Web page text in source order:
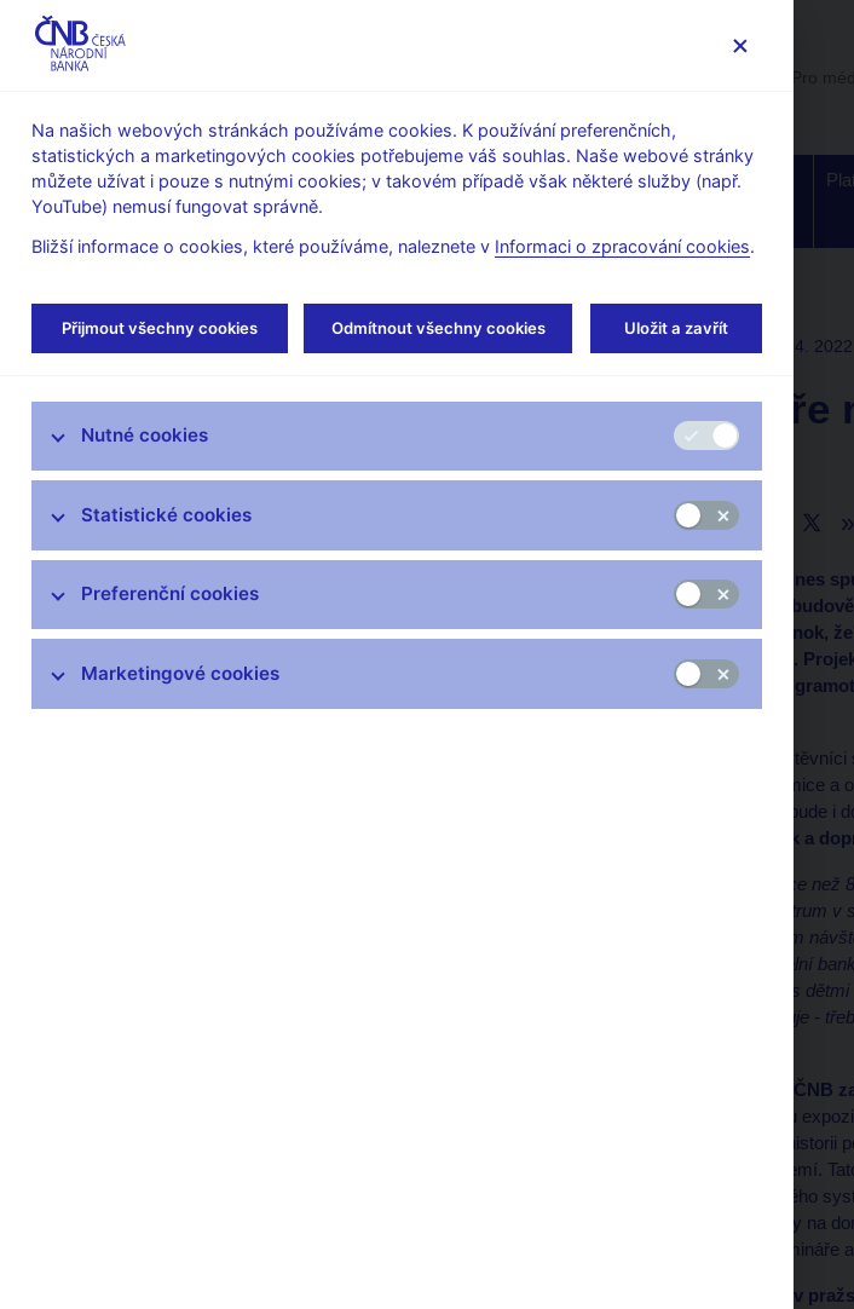
O ČNB
Měnová
politika
Finanční
Dohled a
Bankovky a
Úvod Stalo se Tiskové zprávy
20. 4. 2022
ČNB otevře
veřejnost
Sdílejte
Česká národní banka dnes
centra, které vzniklo v
guvernér ČNB Jiří Rusnok,
sobotu 21. května 2022.
finanční a ekonomické
široké veřejnosti.
V novém centru se
banky a její roli v ekonomice
Návštěvnického centra bude i
centra včetně prohlídek a
"Bankovní halu, v níž více
moderní vzdělávací centrum
ní. Návštěvnické centrum
ekonomikou a roli centrální
školáci, studenti, rodiny s
svým jednáním ji ovlivňuje -
Návštěvnické centrum ČNB
. Oblíbenou
ČNB a zaměřuje se na historii
která je umístěna v přízemí.
finančního a ekonomického
jaký dopad mají její kroky na
krátkodobé výstavy, semináře
Návštěvnické centrum v
Aktuality
Tiskové zprávy
Na našich webových stránkách používáme cookies. K používání preferenčních,
statistických a marketingových cookies potřebujeme váš souhlas. Naše webové stránky
můžete užívat i pouze s nutnými cookies; v takovém případě však některé služby (např.
YouTube) nemusí fungovat správně.
Bližší informace o cookies, které používáme, naleznete v Informaci o zpracování cookies.
Přijmout všechny cookies Odmítnout všechny cookies Uložit a zavřít
Nutné cookies
Statistické cookies
Preferenční cookies
Marketingové cookies